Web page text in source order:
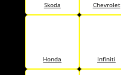
Skoda Chevrolet
Honda Infiniti